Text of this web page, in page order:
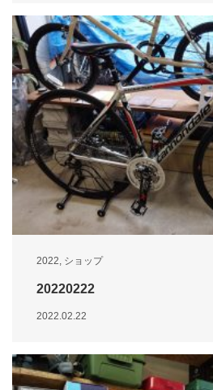
2022, ショップ
20220222
2022.02.22